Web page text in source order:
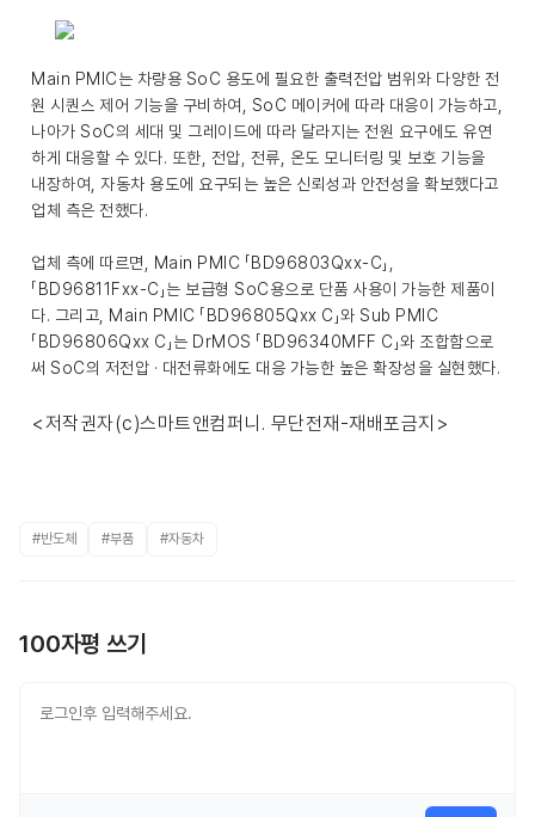
Main PMIC는 차량용 SoC 용도에 필요한 출력전압 범위와 다양한 전
원 시퀀스 제어 기능을 구비하여, SoC 메이커에 따라 대응이 가능하고,
나아가 SoC의 세대 및 그레이드에 따라 달라지는 전원 요구에도 유연
하게 대응할 수 있다. 또한, 전압, 전류, 온도 모니터링 및 보호 기능을
내장하여, 자동차 용도에 요구되는 높은 신뢰성과 안전성을 확보했다고
업체 측은 전했다.
업체 측에 따르면, Main PMIC 「BD96803Qxx-C」,
「BD96811Fxx-C」는 보급형 SoC용으로 단품 사용이 가능한 제품이
다. 그리고, Main PMIC 「BD96805Qxx C」와 Sub PMIC
「BD96806Qxx C」는 DrMOS 「BD96340MFF C」와 조합함으로
써 SoC의 저전압 · 대전류화에도 대응 가능한 높은 확장성을 실현했다.
<저작권자(c)스마트앤컴퍼니. 무단전재-재배포금지>
#반도체 #부품 #자동차
100자평 쓰기